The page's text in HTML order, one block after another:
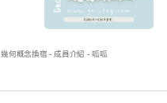
幾何概念換宿 - 成員介紹 - 呱呱